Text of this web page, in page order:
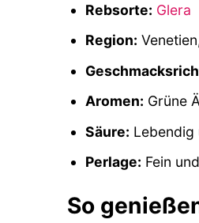
Rebsorte: Glera
Region:
Aromen: Grüne
Säure:
Perlage: Fein
So